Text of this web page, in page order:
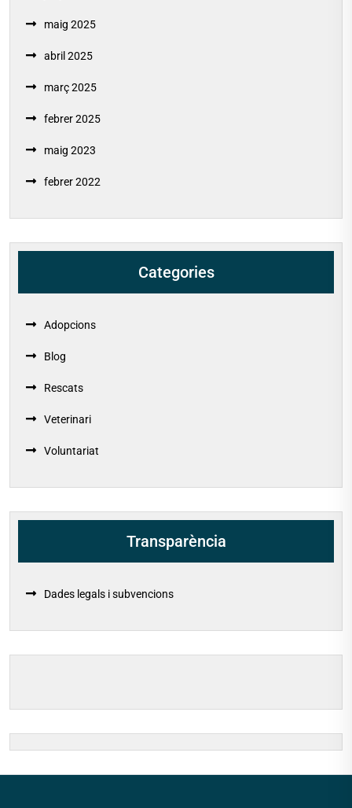
maig 2025
abril 2025
març 2025
febrer 2025
maig 2023
febrer 2022
Categories
Adopcions
Blog
Rescats
Veterinari
Voluntariat
Transparència
Dades legals i subvencions